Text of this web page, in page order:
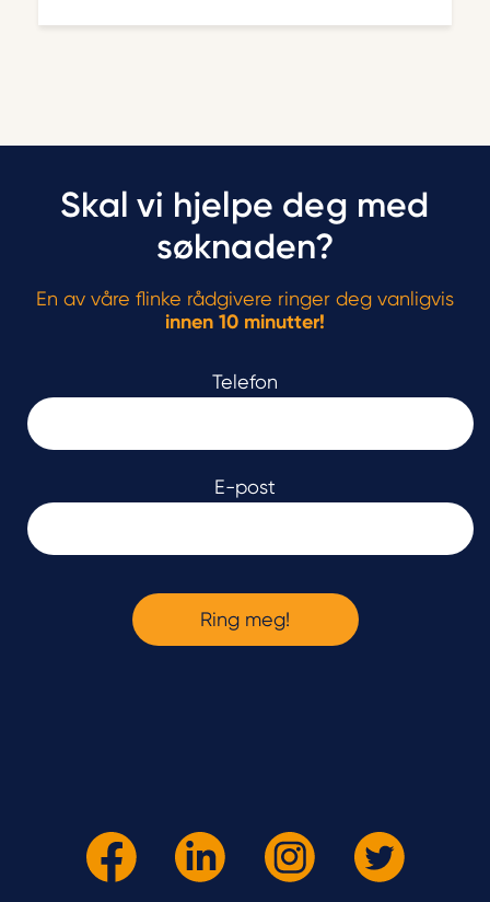
Skal vi hjelpe deg med
søknaden?
En av våre flinke rådgivere ringer deg vanligvis
innen 10 minutter!
Telefon
E-post